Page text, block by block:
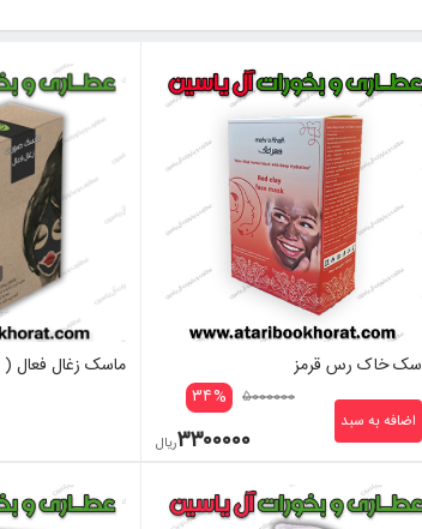
خاک رس قرمز
۵۰۰۰۰۰۰ ۳۴%
۳۳۰۰۰۰۰ریال
اضافه به سبد
ماسک زغال فعال